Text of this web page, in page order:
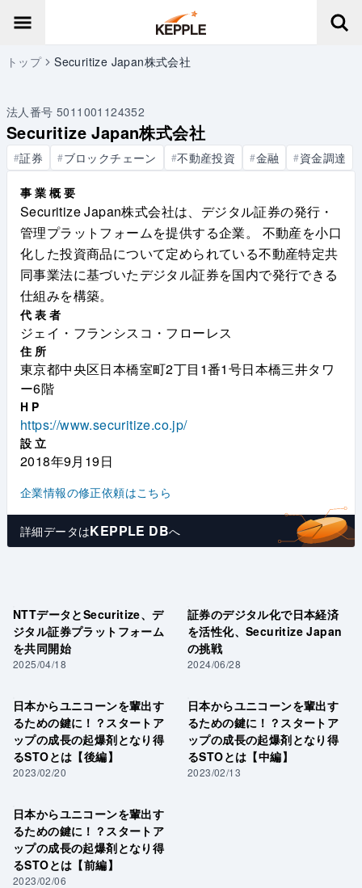
トップ Securitize Japan株式会社
法人番号 5011001124352
Securitize Japan株式会社
#証券 #ブロックチェーン #不動産投資 #金融 #資金調達
事業概要
Securitize Japan株式会社は、デジタル証券の発行・
管理プラットフォームを提供する企業。 不動産を小口
化した投資商品について定められている不動産特定共
同事業法に基づいたデジタル証券を国内で発行できる
仕組みを構築。
代表者
ジェイ・フランシスコ・フローレス
住所
東京都中央区日本橋室町2丁目1番1号日本橋三井タワ
ー6階
HP
https://www.securitize.co.jp/
設立
2018年9月19日
企業情報の修正依頼はこちら
詳細データはKEPPLE DBへ
NTTデータとSecuritize、デ
ジタル証券プラットフォーム
を共同開始
2025/04/18
証券のデジタル化で日本経済
を活性化、Securitize Japan
の挑戦
2024/06/28
日本からユニコーンを輩出す
るための鍵に！？スタートア
ップの成長の起爆剤となり得
るSTOとは【後編】
2023/02/20
日本からユニコーンを輩出す
るための鍵に！？スタートア
ップの成長の起爆剤となり得
るSTOとは【中編】
2023/02/13
日本からユニコーンを輩出す
るための鍵に！？スタートア
ップの成長の起爆剤となり得
るSTOとは【前編】
2023/02/06